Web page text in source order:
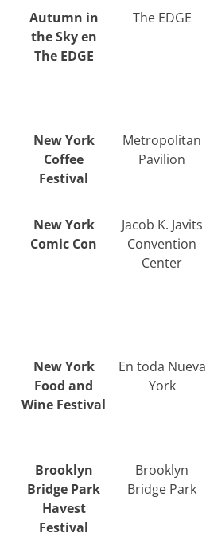
Autumn in
the Sky en
The EDGE
The EDGE
New York
Coffee
Festival
Metropolitan
Pavilion
New York
Comic Con
Jacob K. Javits
Convention
Center
New York
Food and
Wine Festival
En toda Nueva
York
Brooklyn
Bridge Park
Havest
Festival
Brooklyn
Bridge Park